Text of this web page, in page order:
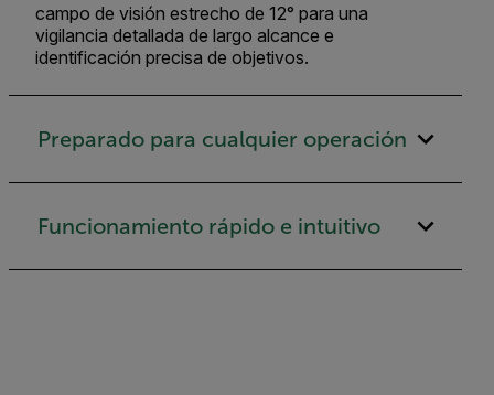
campo de visión estrecho de 12° para una
vigilancia detallada de largo alcance e
identificación precisa de objetivos.
Preparado para cualquier operación
Funcionamiento rápido e intuitivo